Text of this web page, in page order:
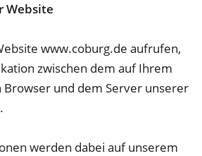
Website
www.coburg.de aufrufen,
zwischen dem auf Ihrem
Browser und dem Server unserer
werden dabei auf unserem